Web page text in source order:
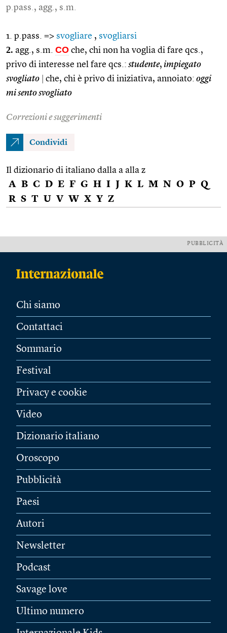
p.pass., agg., s.m.
1. p.pass. => svogliare , svogliarsi
2. agg., s.m. CO che, chi non ha voglia di fare qcs.,
privo di interesse nel fare qcs.: studente, impiegato
svogliato
che, chi è privo di iniziativa, annoiato: oggi
mi sento svogliato
Correzioni e suggerimenti
Condividi
Il dizionario di italiano dalla a alla z
A B C D E F G H I J K L M N O P Q
R S T U V W X Y Z
PUBBLICITÀ
Chi siamo
Contattaci
Sommario
Festival
Privacy e cookie
Video
Dizionario italiano
Oroscopo
Pubblicità
Paesi
Autori
Newsletter
Podcast
Savage love
Ultimo numero